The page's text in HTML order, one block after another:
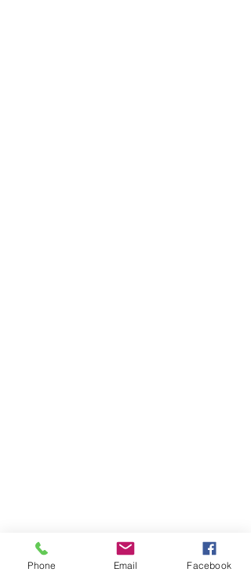
Phone Email Facebook